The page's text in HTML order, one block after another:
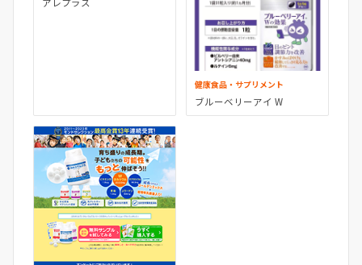
健康食品・サプリメント
ブルーベリーアイ W